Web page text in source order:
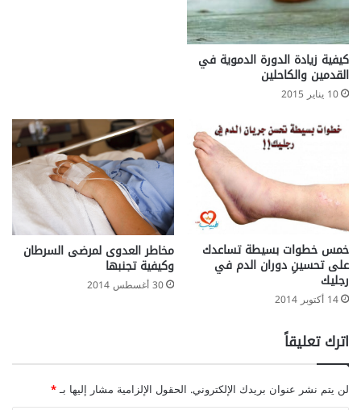
كيفية زيادة الدورة الدموية في
القدمين والكاحلين
10 يناير 2015
خمس خطوات بسيطة تساعدك
على تحسينِ دوران الدم في
رجليك
14 أكتوبر 2014
مخاطر العدوى لمرضى السرطان
وكيفية تجنبها
30 أغسطس 2014
اترك تعليقاً
لن يتم نشر عنوان بريدك الإلكتروني. الحقول الإلزامية مشار إليها بـ*